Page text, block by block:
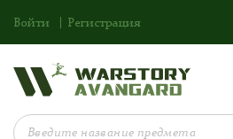
Войти Регистрация